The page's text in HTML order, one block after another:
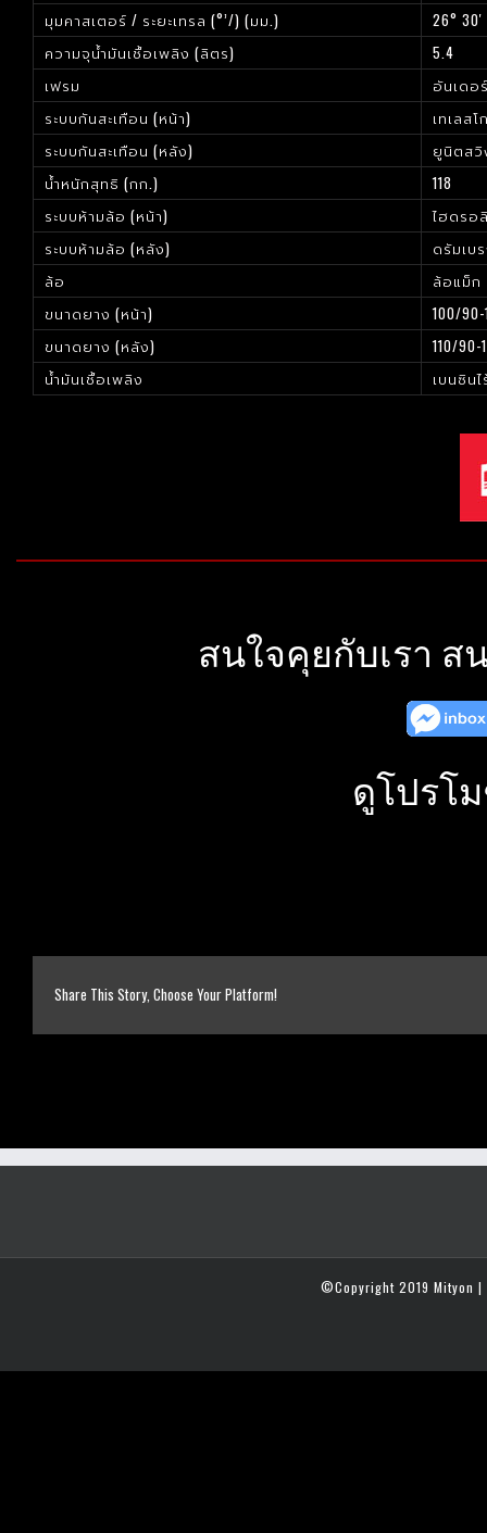
มุมคาสเตอร์ / ระยะเทรล (°’/) (มม.)
26°
ความจุน้ำมันเชื้อเพลิง (ลิตร)
5.4
เฟรม
อันเดอ
ระบบกันสะเทือน (หน้า)
เทเลส
ระบบกันสะเทือน (หลัง)
ยูนิตส
น้ำหนักสุทธิ (กก.)
118
ระบบห้ามล้อ (หน้า)
ไฮดรอ
ระบบห้ามล้อ (หลัง)
ดรัมเบ
ล้อ
ล้อแม็ก
ขนาดยาง (หน้า)
100/90-
ขนาดยาง (หลัง)
110/90-
น้ำมันเชื้อเพลิง
เบนซิน
สนใจคุยกับเรา ส
ดูโปรโ
Share This Story, Choose Your Platform!
©Copyright 2019 Mityon